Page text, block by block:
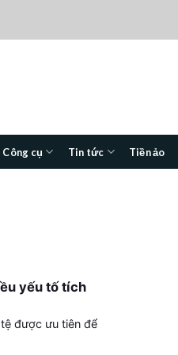
Công cụ Tin tức Tiền ảo
yếu tố tích
được ưu tiên để